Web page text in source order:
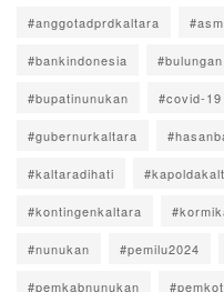
#anggotadprdkaltara
#bankindonesia #bulungan
#bupatinunukan #covid-19
#gubernurkaltara
#kaltaradihati
#kontingenkaltara
#nunukan #pemilu2024
#pemkabnunukan